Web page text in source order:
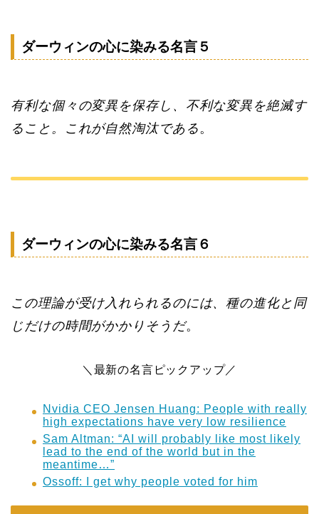
ダーウィンの心に染みる名言５
有利な個々の変異を保存し、不利な変異を絶滅す
ること。これが自然淘汰である 。
ダーウィンの心に染みる名言６
この理論が受け入れられるのには、種の進化と同
じだけの時間がかかりそうだ。
＼最新の名言ピックアップ／
Nvidia CEO Jensen Huang: People with really
high expectations have very low resilience
Sam Altman: “AI will probably like most likely
lead to the end of the world but in the
meantime…”
Ossoff: I get why people voted for him